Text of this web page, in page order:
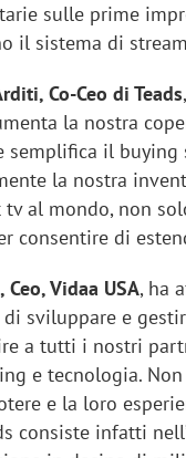
sulle prime
il sistema di
Co-Ceo di Teads
la nostra
semplifica il
la nostra
al mondo, non
consentire di
Ceo, Vidaa USA, ha
sviluppare e
a tutti i nostri
e tecnologia.
e la loro
consiste infatti